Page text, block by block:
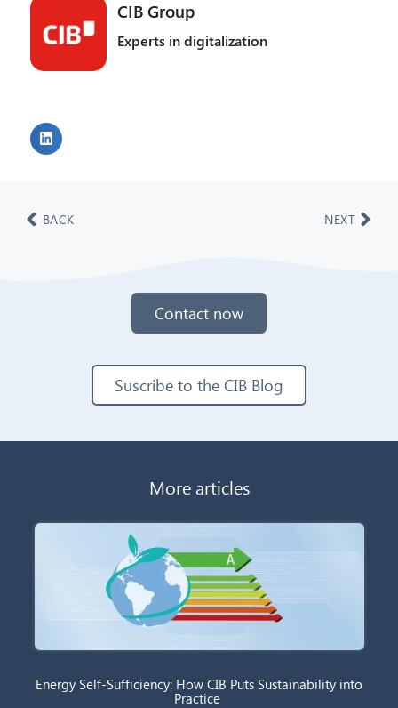
CIB Group
Experts in digitalization
BACK NEXT
Contact now
Suscribe to the CIB Blog
More articles
Energy Self-Sufficiency: How CIB Puts Sustainability into
Practice